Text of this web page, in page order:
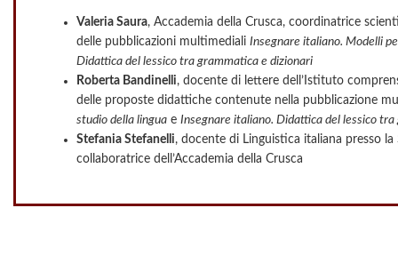
Valeria Saura, Accademia della Crusca, coordinatrice
delle pubblicazioni multimediali Insegnare italiano. Modelli
Didattica del lessico tra grammatica e dizionari
Roberta Bandinelli, docente di lettere dell’Istituto
delle proposte didattiche contenute nella pubblicazione
studio della lingua e Insegnare italiano. Didattica del lessico
Stefania Stefanelli, docente di Linguistica italiana presso
collaboratrice dell’Accademia della Crusca